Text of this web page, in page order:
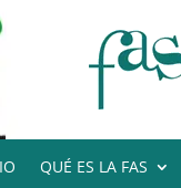
QUÉ ES LA FAS